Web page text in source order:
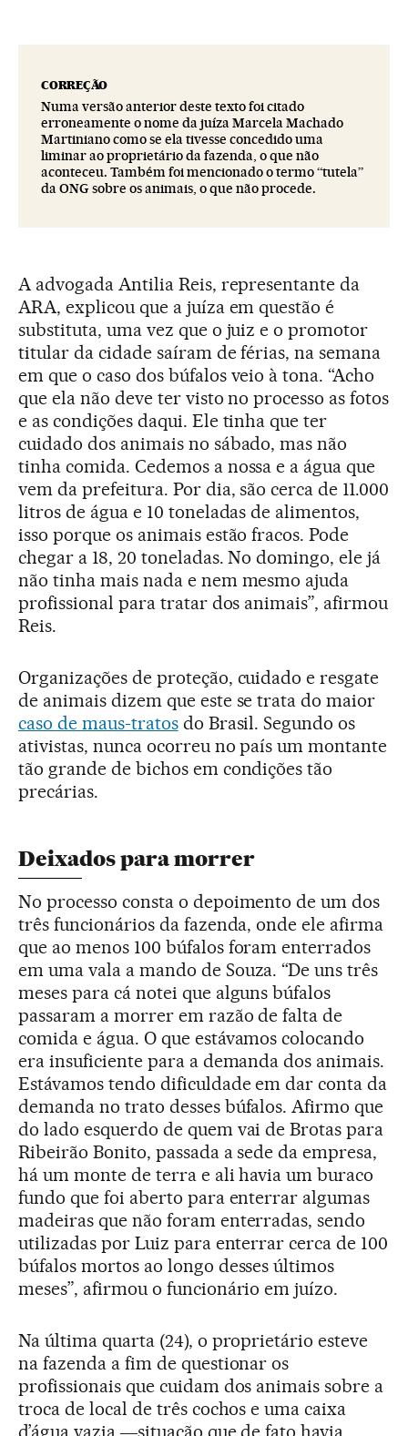
CORREÇÃO
Numa versão anterior deste texto foi citado
erroneamente o nome da juíza Marcela Machado
Martiniano como se ela tivesse concedido uma
liminar ao proprietário da fazenda, o que não
aconteceu. Também foi mencionado o termo “tutela”
da ONG sobre os animais, o que não procede.
A advogada Antilia Reis, representante da
ARA, explicou que a juíza em questão é
substituta, uma vez que o juiz e o promotor
titular da cidade saíram de férias, na semana
em que o caso dos búfalos veio à tona. “Acho
que ela não deve ter visto no processo as fotos
e as condições daqui. Ele tinha que ter
cuidado dos animais no sábado, mas não
tinha comida. Cedemos a nossa e a água que
vem da prefeitura. Por dia, são cerca de 11.000
litros de água e 10 toneladas de alimentos,
isso porque os animais estão fracos. Pode
chegar a 18, 20 toneladas. No domingo, ele já
não tinha mais nada e nem mesmo ajuda
profissional para tratar dos animais”, afirmou
Reis.
Organizações de proteção, cuidado e resgate
de animais dizem que este se trata do maior
caso de maus-tratosdo Brasil. Segundo os
ativistas, nunca ocorreu no país um montante
tão grande de bichos em condições tão
precárias.
Deixados para morrer
No processo consta o depoimento de um dos
três funcionários da fazenda, onde ele afirma
que ao menos 100 búfalos foram enterrados
em uma vala a mando de Souza. “De uns três
meses para cá notei que alguns búfalos
passaram a morrer em razão de falta de
comida e água. O que estávamos colocando
era insuficiente para a demanda dos animais.
Estávamos tendo dificuldade em dar conta da
demanda no trato desses búfalos. Afirmo que
do lado esquerdo de quem vai de Brotas para
Ribeirão Bonito, passada a sede da empresa,
há um monte de terra e ali havia um buraco
fundo que foi aberto para enterrar algumas
madeiras que não foram enterradas, sendo
utilizadas por Luiz para enterrar cerca de 100
búfalos mortos ao longo desses últimos
meses”, afirmou o funcionário em juízo.
Na última quarta (24), o proprietário esteve
na fazenda a fim de questionar os
profissionais que cuidam dos animais sobre a
troca de local de três cochos e uma caixa
d’água vazia ―situação que de fato havia